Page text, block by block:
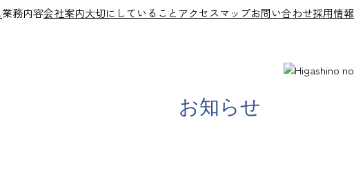
業務内容会社案内大切にしていること アクセスマップお問い合わせ採用情報
お知らせ